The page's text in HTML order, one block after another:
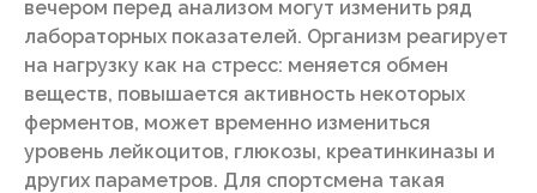
вечером перед анализом могут изменить ряд
лабораторных показателей. Организм реагирует
на нагрузку как на стресс: меняется обмен
веществ, повышается активность некоторых
ферментов, может временно измениться
уровень лейкоцитов, глюкозы, креатинкиназы и
других параметров. Для спортсмена такая